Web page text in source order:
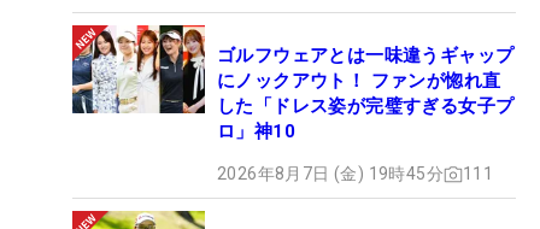
ゴルフウェアとは一味違うギャップ
にノックアウト！ ファンが惚れ直
した「ドレス姿が完璧すぎる女子プ
ロ」神10
2026年8月7日 (金) 19時45分 111